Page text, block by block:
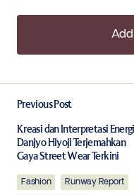
Required fields
Previous Post
Kreasi dan Interpretasi
Danjyo Hiyoji Terjemahkan
Gaya Street Wear Terkini
Fashion
Runway Report